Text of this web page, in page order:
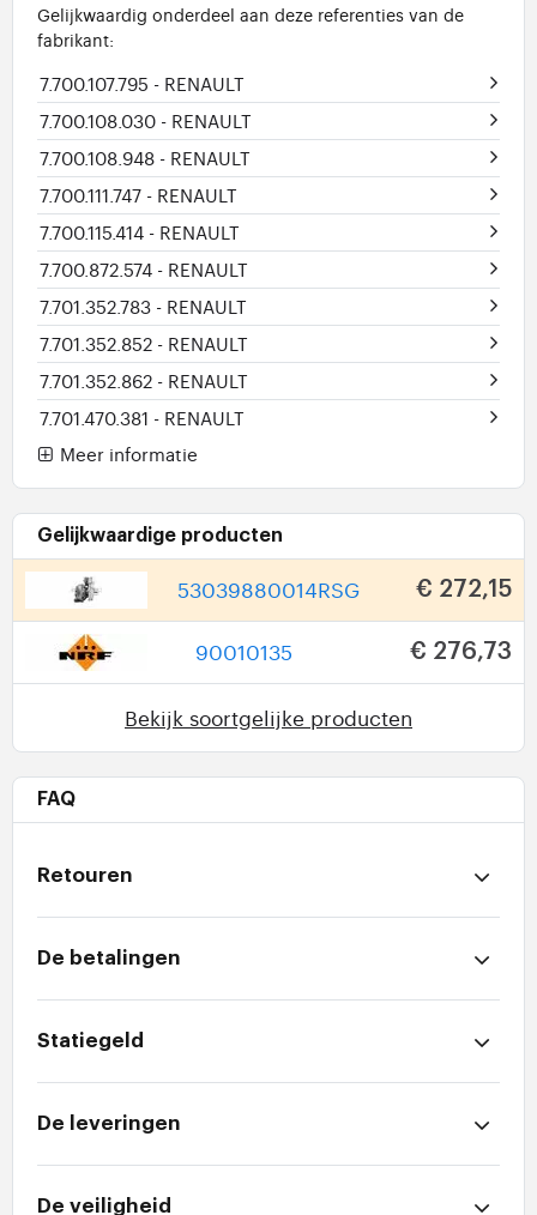
Gelijkwaardig onderdeel aan deze referenties van de
fabrikant:
7.700.107.795 - RENAULT
7.700.108.030 - RENAULT
7.700.108.948 - RENAULT
7.700.111.747 - RENAULT
7.700.115.414 - RENAULT
7.700.872.574 - RENAULT
7.701.352.783 - RENAULT
7.701.352.852 - RENAULT
7.701.352.862 - RENAULT
7.701.470.381 - RENAULT
Meer informatie
Gelijkwaardige producten
53039880014RSG € 272,15
90010135 € 276,73
Bekijk soortgelijke producten
FAQ
Retouren
De betalingen
Statiegeld
De leveringen
De veiligheid